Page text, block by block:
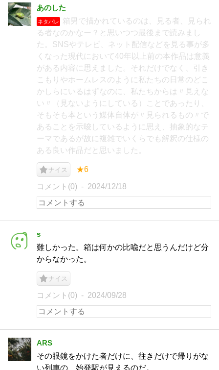
あのした
ネタバレ
箱男で描かれているのは、見る者、見られ
る者なのかなー？と思いつつ最後まで読みまし
た。SNSやテレビ、ネット配信などを見る事が多
くなった現代において40年以上前の本作品は意義
がある内容に思えました。それだけでなく、引き
こもりやホームレスのように私たちの日常のどこ
かしらにいるはずなのに、私たちからは〃見えな
い〃（見ないようにしている）ことであったり、
そもそも本という媒体自体が〃見られるもの〃で
あることを示唆しているように思え、抽象的なテ
ーマであるが故に複雑でいくらでも解釈の仕様の
ある良い作品だと思いました。
ナイス ★6
コメント(0) 2024/12/18
s
難しかった。箱は何かの比喩だと思うんだけど分
からなかった。
ナイス
コメント(0) 2024/09/28
ARS
その眼鏡をかけた者だけに、往きだけで帰りがな
い列車の、始発駅が見えるのだ。